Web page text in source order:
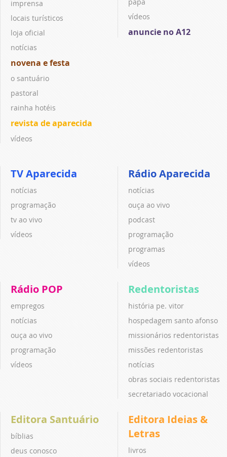
imprensa
locais turísticos
loja oficial
notícias
novena e festa
o santuário
pastoral
rainha hotéis
revista de aparecida
vídeos
vídeos
anuncie no A12
TV Aparecida
notícias
programação
tv ao vivo
vídeos
Rádio Aparecida
notícias
ouça ao vivo
podcast
programação
programas
vídeos
Rádio POP
empregos
notícias
ouça ao vivo
programação
vídeos
Redentoristas
história pe. vitor
hospedagem santo afonso
missionários redentoristas
missões redentoristas
notícias
obras sociais redentoristas
secretariado vocacional
Editora Santuário
bíblias
deus conosco
Editora Ideias &
Letras
livros